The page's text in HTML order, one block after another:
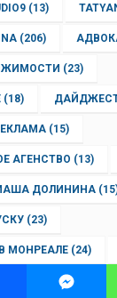
(13)
(206)
(23)
(18)
(15)
АГЕНСТВО (13)
ДОЛИНИНА
(23)
МОНРЕАЛЕ (24)
НОВИНИ